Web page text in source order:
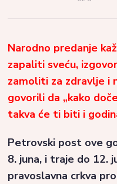
Narodno predanje
zapaliti sveću,
zamoliti za zdravlje i
govorili da „kako
takva će ti biti i
Petrovski post ove
8. juna, i traje do 12.
pravoslavna crkva